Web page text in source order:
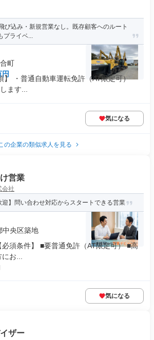
び込み・新規営業なし。既存顧客へのルート
プライベ...
町
】 ・普通自動車運転免許（AT限定可）
ます...
気になる
の企業の類似求人を見る
営業
会社
迎】問い合わせ対応からスタートできる営業
中央区築地
須条件】 ■要普通免許（AT限定可） ■高
お...
気になる
ザー